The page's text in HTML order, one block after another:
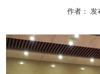
作者： 发